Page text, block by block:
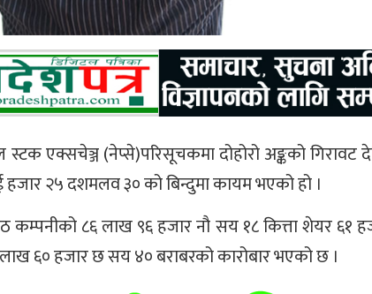
स्टक एक्सचेञ्ज (नेप्से)परिसूचकमा दोहोरो अङ्कको
२५ दशमलव ३० को बिन्दुमा कायम भएको हो ।
८६ लाख ९६ हजार नौ सय १८ कित्ता शेयर ६१
६० हजार छ सय ४० बराबरको कारोबार भएको छ ।